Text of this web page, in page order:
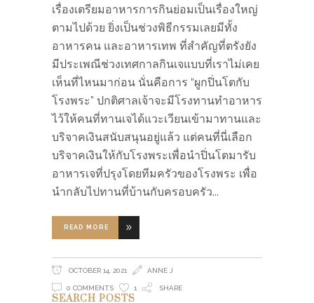
เรื่องเตรียมอาหารการกินย่อมเป็นเรื่องใหญ่
ตามไปด้วย ยิ่งเป็นช่วงพิธีกรรมเลยมีทั้ง
อาหารคน และอาหารเทพ ที่สำคัญที่ตรังยัง
มีประเพณีช่วงเทศกาลกินเจแบบที่เราไม่เคย
เห็นที่ไหนมาก่อน นั่นคือการ “ผูกปิ่นโตกับ
โรงพระ” ปกติศาลเจ้าจะมีโรงทานทำอาหาร
ไว้ให้คนที่ทานเจได้แวะเวียนเข้ามาทานและ
บริจาคเงินสนับสนุนอยู่แล้ว แต่คนที่นี่เลือก
บริจาคเงินให้กับโรงพระเพื่อนำปิ่นโตมารับ
อาหารเจที่ปรุงโดยทีมครัวของโรงพระ เพื่อ
นำกลับไปทานที่บ้านกับครอบครัว
READ MORE
OCTOBER 14, 2021 ANNE J
0 COMMENTS 1 SHARE
SEARCH POSTS